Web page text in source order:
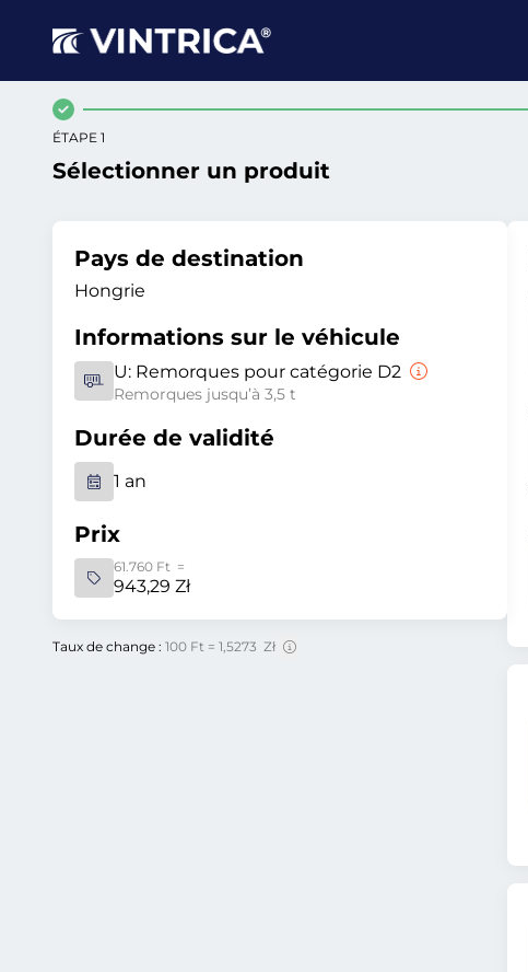
ÉTAPE 1
Sélectionner un produit
Pays de destination
Hongrie
Informations sur le véhicule
U: Remorques pour catégorie D2
Remorques jusqu’à 3,5 t
Durée de validité
1 an
Prix
61.760 Ft =
943,29 Zł
Taux de change : 100 Ft = 1,5273 Zł